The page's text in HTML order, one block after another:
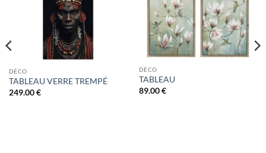
DÉCO
TABLEAU VERRE TREMPÉ
249.00€
DÉCO
TABLEAU
89.00€